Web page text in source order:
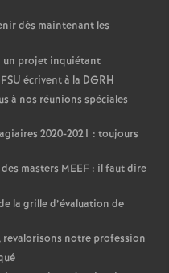
dès maintenant les
un projet inquiétant
écrivent à la DGRH
à nos réunions spéciales
2020-2021 : toujours
masters MEEF : il faut dire
la grille d’évaluation de
notre profession